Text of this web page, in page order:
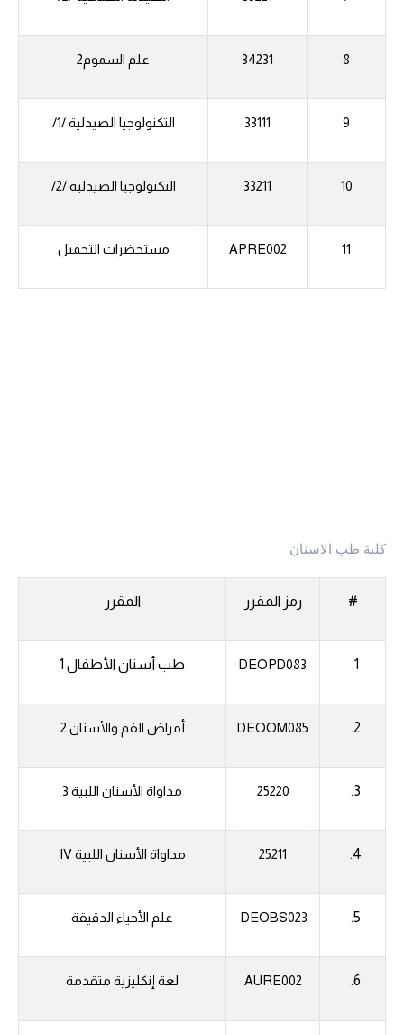
8
34231 علم السموم2
9
33111 التكنولوجيا الصيدلية /1/
10
33211 التكنولوجيا الصيدلية /2/
11
APRE002 مستحضرات التجميل
كلية طب الاسنان
# رمز المقرر المقرر
1.
DEOPD083 طب أسنان الأطفال 1
2.
DEOOM085 أمراض الفم والأسنان 2
3.
25220 مداواة الأسنان اللبية 3
4.
25211
IVمداواة الأسنان اللبية
5.
DEOBS023 علم الأحياء الدقيقة
6.
AURE002 لغة إنكليزية متقدمة